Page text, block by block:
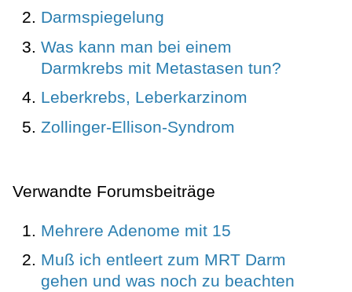
Darmspiegelung
Was kann man bei einem
Darmkrebs mit Metastasen tun?
Leberkrebs, Leberkarzinom
Zollinger-Ellison-Syndrom
Verwandte Forumsbeiträge
Mehrere Adenome mit 15
Muß ich entleert zum MRT Darm
gehen und was noch zu beachten